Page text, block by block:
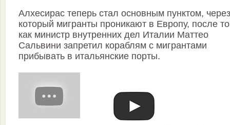
Алхесирас теперь стал основным пунктом, через
который мигранты проникают в Европу, после
как министр внутренних дел Италии Маттео
Сальвини запретил кораблям с мигрантами
прибывать в итальянские порты.